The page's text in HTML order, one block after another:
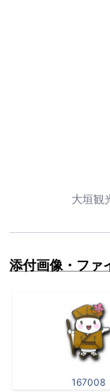
大垣観
添付画像・ファ
167008